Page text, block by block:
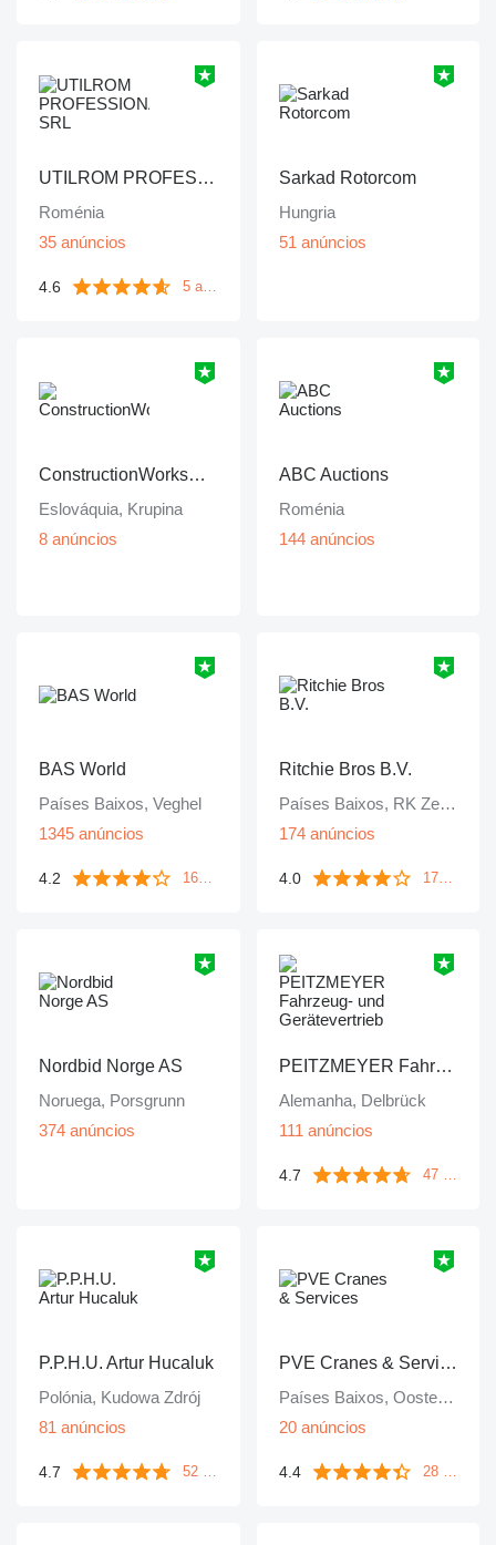
UTILROM PROFESSIONAL SRL
Roménia
35 anúncios
4.6 5 avaliações
Sarkad Rotorcom
Hungria
51 anúncios
ConstructionWorksPlanet
Eslováquia, Krupina
8 anúncios
ABC Auctions
Roménia
144 anúncios
BAS World
Países Baixos, Veghel
1345 anúncios
4.2 1671 avaliações
Ritchie Bros B.V.
Países Baixos, RK Zevenbergen
174 anúncios
4.0 172 avaliações
Nordbid Norge AS
Noruega, Porsgrunn
374 anúncios
PEITZMEYER Fahrzeug- und Gerätevertrieb
Alemanha, Delbrück
111 anúncios
4.7 47 avaliações
P.P.H.U. Artur Hucaluk
Polónia, Kudowa Zdrój
81 anúncios
4.7 52 avaliações
PVE Cranes & Services
Países Baixos, Oosterhout
20 anúncios
4.4 28 avaliações